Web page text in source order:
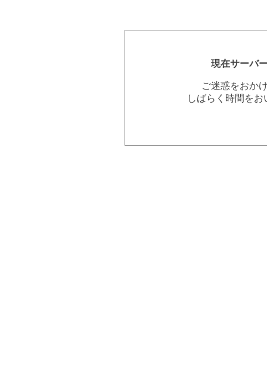
現在サーバ
ご迷惑をおか
しばらく時間を